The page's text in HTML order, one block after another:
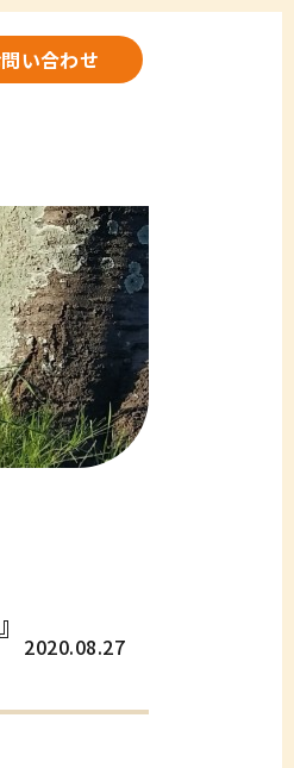
い合わせ
2020.08.27